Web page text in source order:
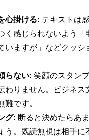
心掛ける: テキストは
く感じられないよう「
いますが」などクッシ
らない: 笑顔のスタン
わりません。ビジネス
難です。
グ: 断ると決めたらあ
う。既読無視は相手に